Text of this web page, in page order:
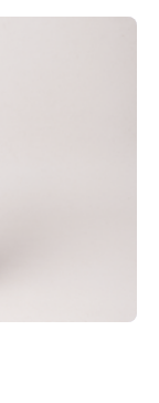
der vom
und der
24. Oktober
„KreisLauf“. Er